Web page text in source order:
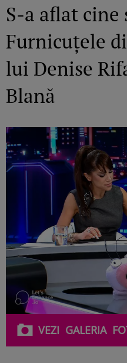
S-a aflat cine
Furnicuțele
lui Denise
Blană
VEZI GALERIA